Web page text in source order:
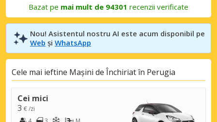
Bazat pe mai mult de 94301 recenzii verificate
Nou! Asistentul nostru AI este acum disponibil pe
Web și WhatsApp
Cele mai ieftine Mașini de Închiriat în Perugia
Cei mici
3 € /zi